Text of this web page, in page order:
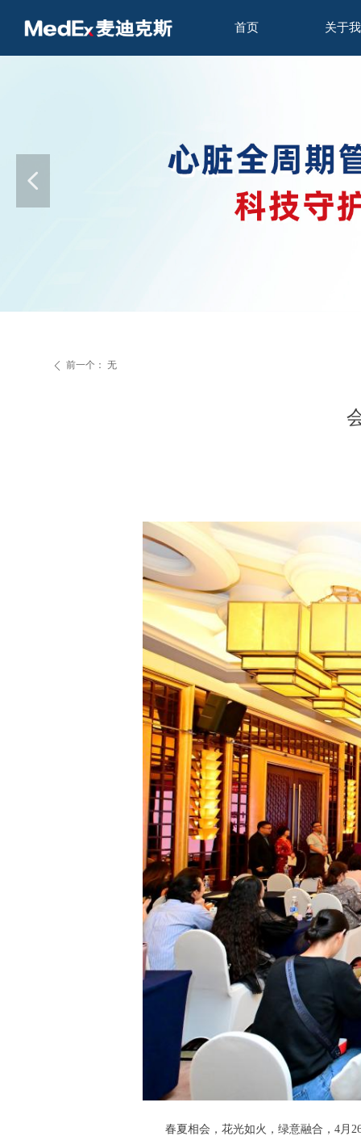
首页 关于
春夏相会，花光如火，绿意融合，4月
ꄴ 前一个： 无
넳